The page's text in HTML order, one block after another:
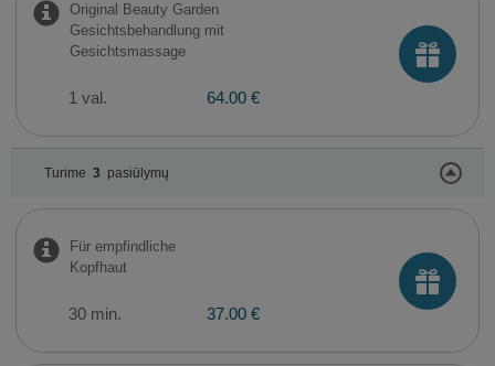
Original Beauty Garden
Gesichtsbehandlung mit
Gesichtsmassage
1 val. 64.00 €
Turime 3 pasiūlymų
Für empfindliche
Kopfhaut
30 min. 37.00 €